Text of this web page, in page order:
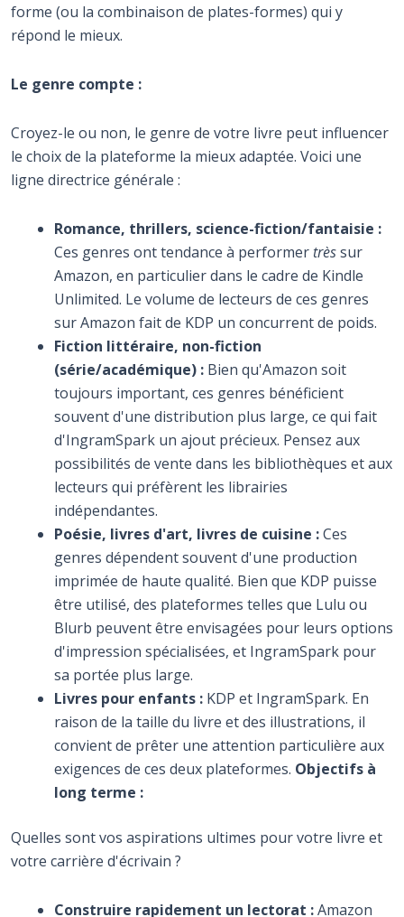
forme (ou la combinaison de plates-formes) qui y
répond le mieux.
Le genre compte :
Croyez-le ou non, le genre de votre livre peut influencer
le choix de la plateforme la mieux adaptée. Voici une
ligne directrice générale :
Romance, thrillers, science-fiction/fantaisie :
Ces genres ont tendance à performer trèssur
Amazon, en particulier dans le cadre de Kindle
Unlimited. Le volume de lecteurs de ces genres
sur Amazon fait de KDP un concurrent de poids.
Fiction littéraire, non-fiction
(série/académique) : Bien qu'Amazon soit
toujours important, ces genres bénéficient
souvent d'une distribution plus large, ce qui fait
d'IngramSpark un ajout précieux. Pensez aux
possibilités de vente dans les bibliothèques et aux
lecteurs qui préfèrent les librairies
indépendantes.
Poésie, livres d'art, livres de cuisine :Ces
genres dépendent souvent d'une production
imprimée de haute qualité. Bien que KDP puisse
être utilisé, des plateformes telles que Lulu ou
Blurb peuvent être envisagées pour leurs options
d'impression spécialisées, et IngramSpark pour
sa portée plus large.
Livres pour enfants : KDP et IngramSpark. En
raison de la taille du livre et des illustrations, il
convient de prêter une attention particulière aux
exigences de ces deux plateformes. Objectifs à
long terme :
Quelles sont vos aspirations ultimes pour votre livre et
votre carrière d'écrivain ?
Construire rapidement un lectorat :Amazon